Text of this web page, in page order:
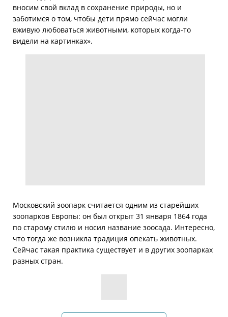
вносим свой вклад в сохранение природы, но и
заботимся о том, чтобы дети прямо сейчас могли
вживую любоваться животными, которых когда-то
видели на картинках».
Московский зоопарк считается одним из старейших
зоопарков Европы: он был открыт 31 января 1864 года
по старому стилю и носил название зоосада. Интересно,
что тогда же возникла традиция опекать животных.
Сейчас такая практика существует и в других зоопарках
разных стран.